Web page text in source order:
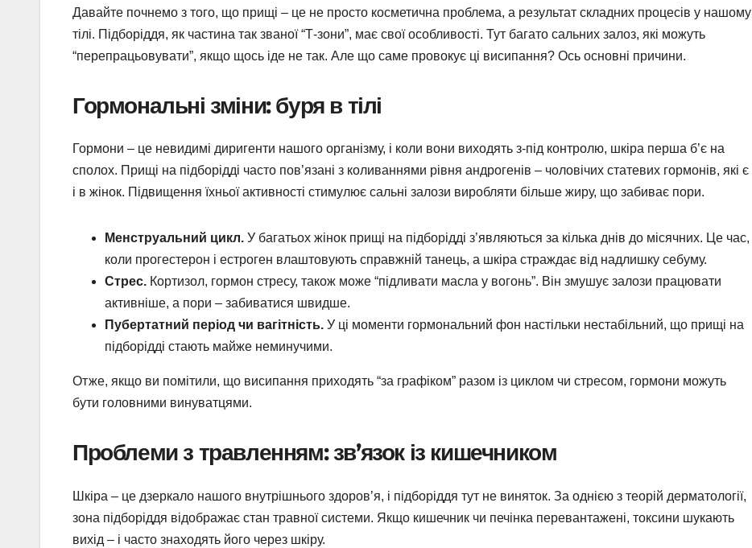
Давайте почнемо з того, що прищі – це не просто косметична проблема, а результат складних процесів у нашому
тілі. Підборіддя, як частина так званої “Т-зони”, має свої особливості. Тут багато сальних залоз, які можуть
“перепрацьовувати”, якщо щось іде не так. Але що саме провокує ці висипання? Ось основні причини.
Гормональні зміни: буря в тілі
Гормони – це невидимі диригенти нашого організму, і коли вони виходять з-під контролю, шкіра перша б’є на
сполох. Прищі на підборідді часто пов’язані з коливаннями рівня андрогенів – чоловічих статевих гормонів, які є
і в жінок. Підвищення їхньої активності стимулює сальні залози виробляти більше жиру, що забиває пори.
Менструальний цикл. У багатьох жінок прищі на підборідді з’являються за кілька днів до місячних. Це час,
коли прогестерон і естроген влаштовують справжній танець, а шкіра страждає від надлишку себуму.
Стрес. Кортизол, гормон стресу, також може “підливати масла у вогонь”. Він змушує залози працювати
активніше, а пори – забиватися швидше.
Пубертатний період чи вагітність. У ці моменти гормональний фон настільки нестабільний, що прищі на
підборідді стають майже неминучими.
Отже, якщо ви помітили, що висипання приходять “за графіком” разом із циклом чи стресом, гормони можуть
бути головними винуватцями.
Проблеми з травленням: зв’язок із кишечником
Шкіра – це дзеркало нашого внутрішнього здоров’я, і підборіддя тут не виняток. За однією з теорій дерматології,
зона підборіддя відображає стан травної системи. Якщо кишечник чи печінка перевантажені, токсини шукають
вихід – і часто знаходять його через шкіру.